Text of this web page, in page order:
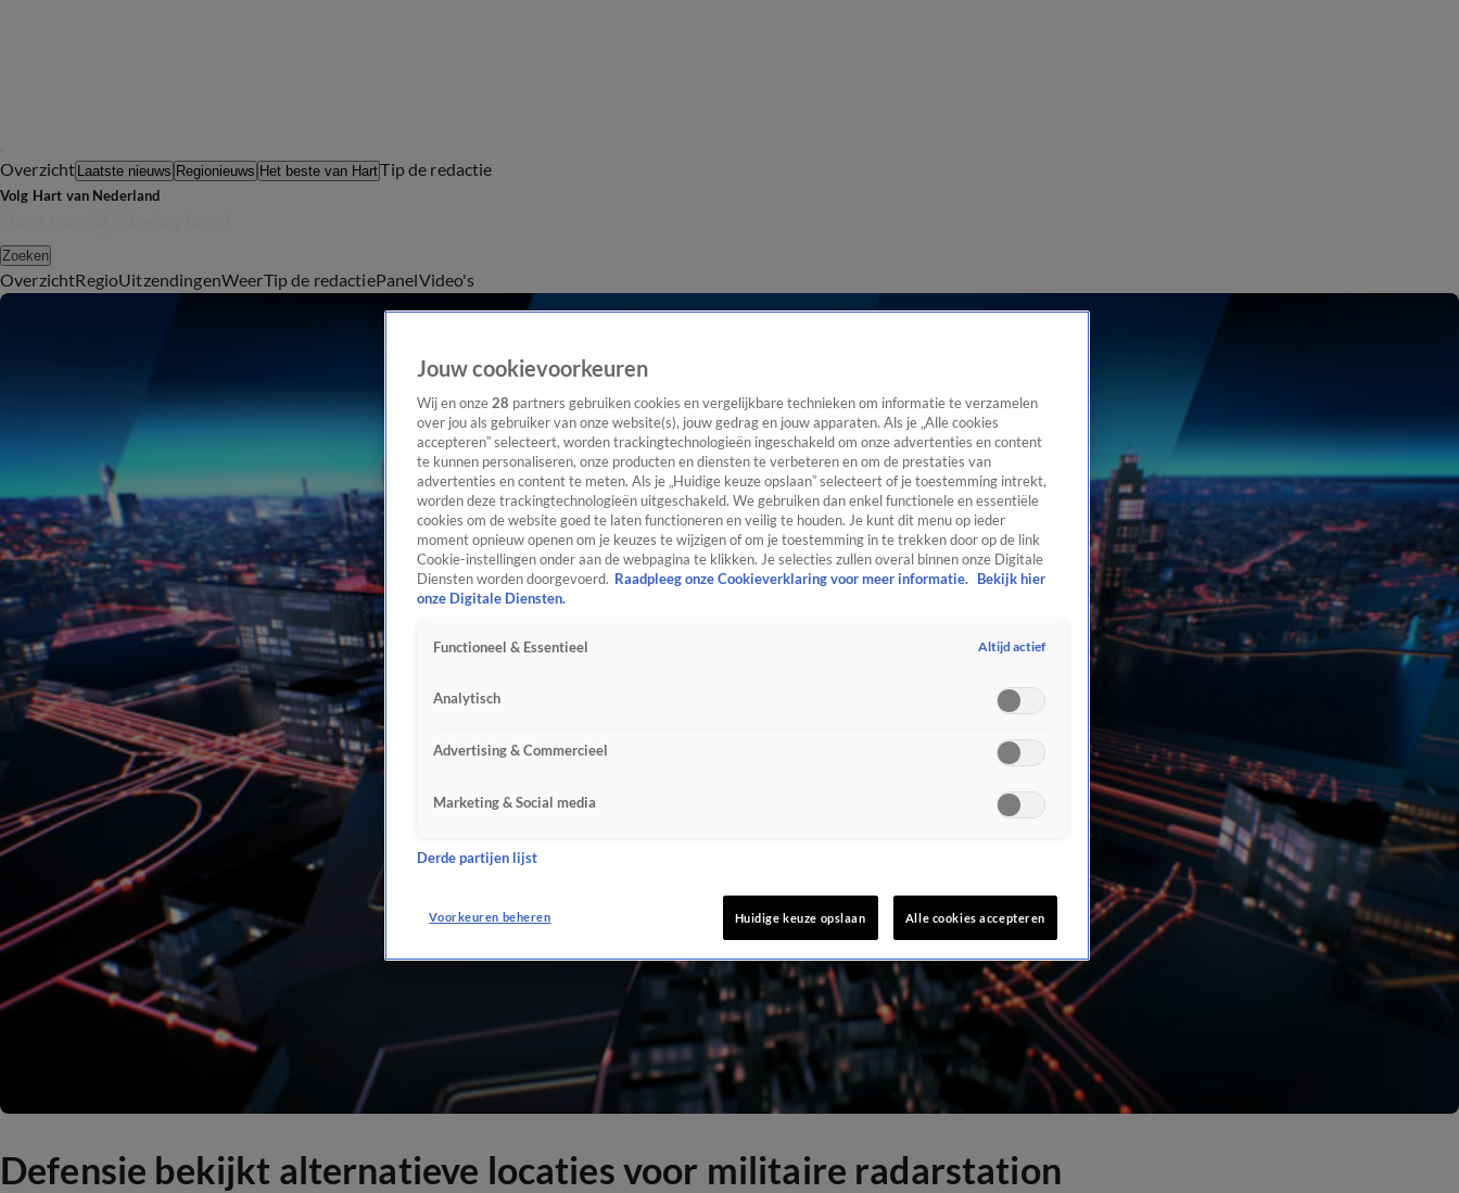
Overzicht Laatste nieuws Regionieuws Het beste van HartTip de redactie
Volg Hart van Nederland
Zoeken
OverzichtRegioUitzendingenWeerTip de redactiePanelVideo's
Defensie bekijkt alternatieve locaties voor militaire radarstation
Jouw cookievoorkeuren
Wij en onze 28 partners gebruiken cookies en vergelijkbare technieken om informatie te verzamelen
over jou als gebruiker van onze website(s), jouw gedrag en jouw apparaten. Als je „Alle cookies
accepteren” selecteert, worden trackingtechnologieën ingeschakeld om onze advertenties en content
te kunnen personaliseren, onze producten en diensten te verbeteren en om de prestaties van
advertenties en content te meten. Als je „Huidige keuze opslaan” selecteert of je toestemming intrekt,
worden deze trackingtechnologieën uitgeschakeld. We gebruiken dan enkel functionele en essentiële
cookies om de website goed te laten functioneren en veilig te houden. Je kunt dit menu op ieder
moment opnieuw openen om je keuzes te wijzigen of om je toestemming in te trekken door op de link
Cookie-instellingen onder aan de webpagina te klikken. Je selecties zullen overal binnen onze Digitale
Diensten worden doorgevoerd. Raadpleeg onze Cookieverklaring voor meer informatie.
Bekijk hier
onze Digitale Diensten.
Functioneel & Essentieel Altijd actief
Analytisch
Advertising & Commercieel
Marketing & Social media
Derde partijen lijst
Voorkeuren beheren Huidige keuze opslaan Alle cookies accepteren